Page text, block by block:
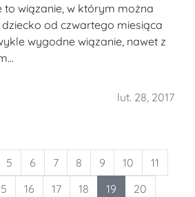
to wiązanie, w którym można
od czwartego miesiąca
wygodne wiązanie, nawet z
lut. 28, 2017
5 6 7 8 9 10
11
16 17 18 19
20